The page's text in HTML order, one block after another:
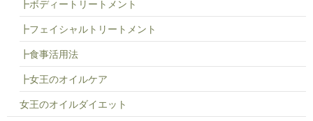
┣ボディートリートメント
┣フェイシャルトリートメント
┣食事活用法
┣女王のオイルケア
女王のオイルダイエット